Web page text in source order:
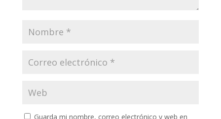
Guarda mi nombre, correo electrónico y web en